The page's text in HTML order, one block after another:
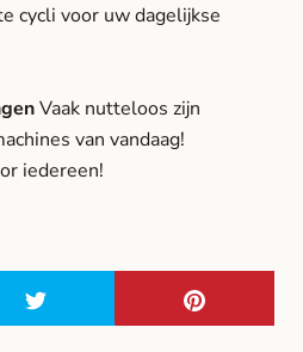
cycli voor uw dagelijkse
Vaak nutteloos zijn
van vandaag!
iedereen!